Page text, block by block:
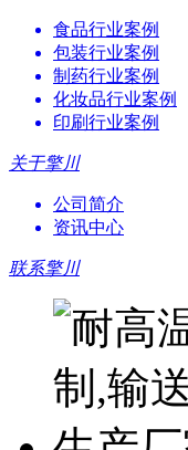
食品行业案例
包装行业案例
制药行业案例
化妆品行业案例
印刷行业案例
关于擎川
公司简介
资讯中心
联系擎川